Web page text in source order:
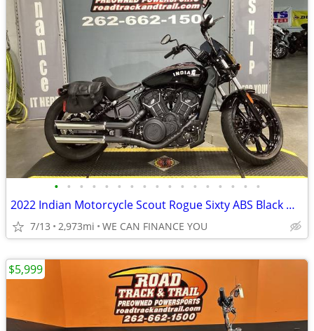
• • • • • • • • • • • • • • • • •
2022 Indian Motorcycle Scout Rogue Sixty ABS Black Metallic
7/13 2,973mi WE CAN FINANCE YOU
$5,999